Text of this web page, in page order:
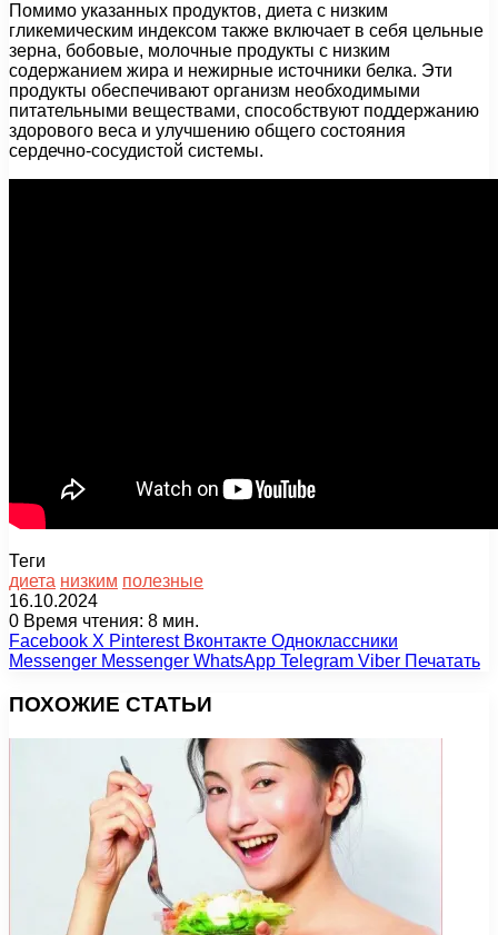
Помимо указанных продуктов, диета с низким
гликемическим индексом также включает в себя цельные
зерна, бобовые, молочные продукты с низким
содержанием жира и нежирные источники белка. Эти
продукты обеспечивают организм необходимыми
питательными веществами, способствуют поддержанию
здорового веса и улучшению общего состояния
сердечно-сосудистой системы.
Теги
диета низким полезные
16.10.2024
0 Время чтения: 8 мин.
Facebook X Pinterest Вконтакте Одноклассники
Messenger Messenger WhatsApp Telegram Viber Печатать
ПОХОЖИЕ СТАТЬИ